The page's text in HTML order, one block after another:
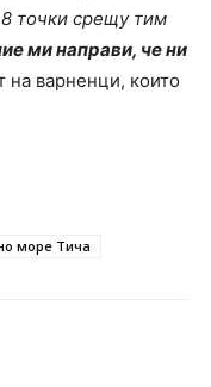
точки срещу тим
ми направи, че ни
на варненци, които
море Тича